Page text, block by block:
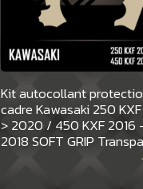
Kit autocollant
cadre Kawasaki 250
> 2020 / 450 KXF 2016
2018 SOFT GRIP